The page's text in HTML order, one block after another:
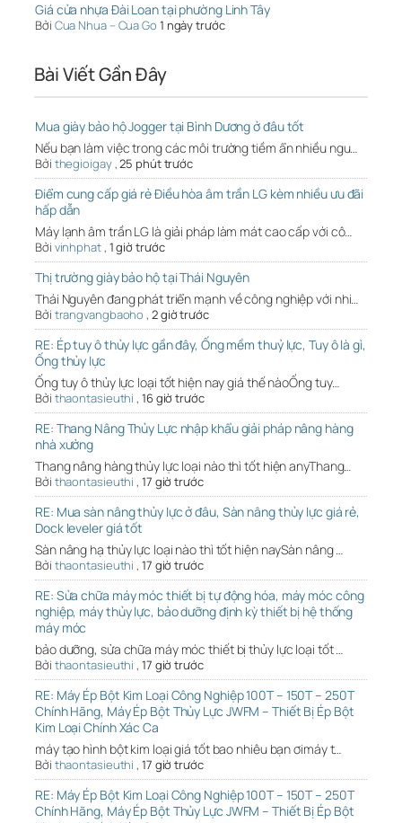
Giá cửa nhựa Đài Loan tại phường Linh Tây
Bởi Cua Nhua – Cua Go 1 ngày trước
Bài Viết Gần Đây
Mua giày bảo hộ Jogger tại Bình Dương ở đâu tốt
Nếu bạn làm việc trong các môi trường tiềm ẩn nhiều ngu…
Bởi thegioigay,25 phút trước
Điểm cung cấp giá rẻ Điều hòa âm trần LG kèm nhiều ưu đãi
hấp dẫn
Máy lạnh âm trần LG là giải pháp làm mát cao cấp với cô…
Bởi vinhphat, 1 giờ trước
Thị trường giày bảo hộ tại Thái Nguyên
Thái Nguyên đang phát triển mạnh về công nghiệp với nhi…
Bởi trangvangbaoho , 2 giờ trước
RE: Ép tuy ô thủy lực gần đây, Ống mềm thuỷ lực, Tuy ô là gì,
Ống thủy lực
Ống tuy ô thủy lực loại tốt hiện nay giá thế nàoỐng tuy…
Bởi thaontasieuthi , 16 giờ trước
RE: Thang Nâng Thủy Lực nhập khẩu giải pháp nâng hàng
nhà xưởng
Thang nâng hàng thủy lực loại nào thì tốt hiện anyThang…
Bởi thaontasieuthi , 17 giờ trước
RE: Mua sàn nâng thủy lực ở đâu, Sàn nâng thủy lực giá rẻ,
Dock leveler giá tốt
Sàn nâng hạ thủy lực loại nào thì tốt hiện naySàn nâng …
Bởi thaontasieuthi , 17 giờ trước
RE: Sửa chữa máy móc thiết bị tự động hóa, máy móc công
nghiệp, máy thủy lực, bảo dưỡng định kỳ thiết bị hệ thống
máy móc
bảo dưỡng, sửa chữa máy móc thiết bị thủy lực loại tốt …
Bởi thaontasieuthi , 17 giờ trước
RE: Máy Ép Bột Kim Loại Công Nghiệp 100T – 150T – 250T
Chính Hãng, Máy Ép Bột Thủy Lực JWFM – Thiết Bị Ép Bột
Kim Loại Chính Xác Ca
máy tạo hình bột kim loại giá tốt bao nhiêu bạn ơimáy t…
Bởi thaontasieuthi , 17 giờ trước
RE: Máy Ép Bột Kim Loại Công Nghiệp 100T – 150T – 250T
Chính Hãng, Máy Ép Bột Thủy Lực JWFM – Thiết Bị Ép Bột